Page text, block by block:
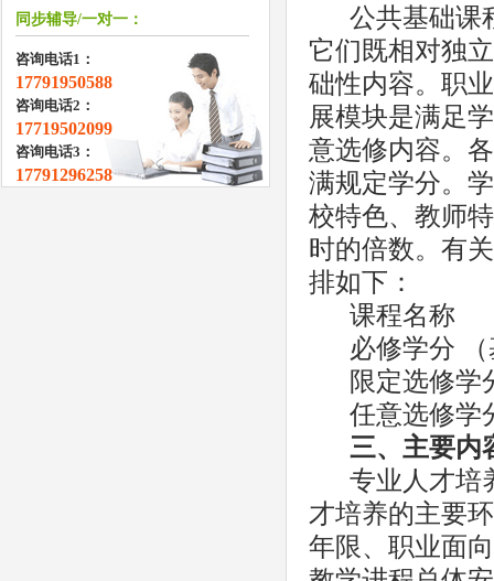
同步辅导/一对一：
咨询电话1：
17791950588
咨询电话2：
17719502099
咨询电话3：
17791296258
公共基础课
它们既相对独
础性内容。职
展模块是满足
意选修内容。
满规定学分。
校特色、教师
时的倍数。有
排如下：
课程名称
必修学分
限定选修学
任意选修学
三、主要内
专业人才培
才培养的主要
年限、职业面